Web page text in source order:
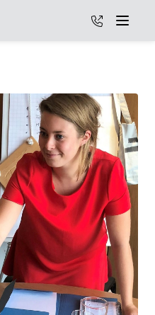
Menu
035 - 887